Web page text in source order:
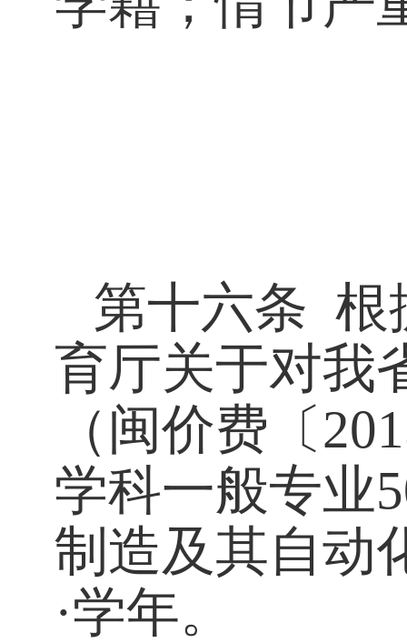
第十六条 根
育厅关于对我
（闽价费〔
学科一般专业
制造及其自动
·学年。